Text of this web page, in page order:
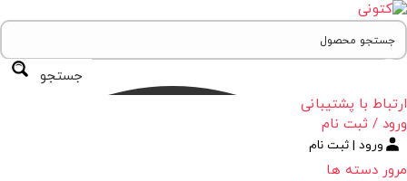
جستجو
ارتباط با پشتیبانی
ورود / ثبت نام
ورود | ثبت نام
مرور دسته ها